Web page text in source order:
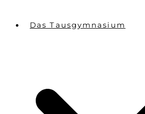
Das Tausgymnasium